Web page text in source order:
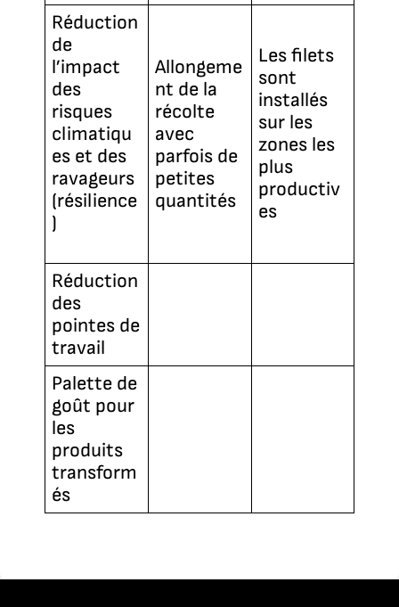
Réduction
de
l’impact
des
risques
climatiqu
es et des
ravageurs
(résilience
)
Allongeme
nt de la
récolte
avec
parfois de
petites
quantités
Les filets
sont
installés
sur les
zones les
plus
productiv
es
Réduction
des
pointes de
travail
Palette de
goût pour
les
produits
transform
és